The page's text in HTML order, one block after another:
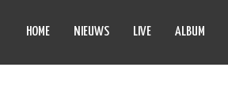
HOME NIEUWS LIVE ALBUM